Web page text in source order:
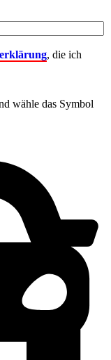
, die ich
wähle das Symbol